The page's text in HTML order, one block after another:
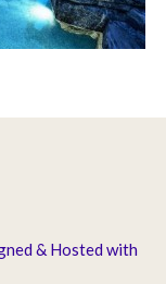
& Hosted with